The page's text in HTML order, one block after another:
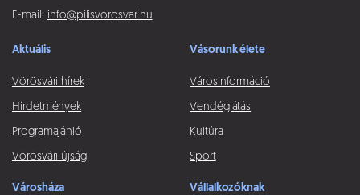
E-mail: info@pilisvorosvar.hu
Aktuális
Vörösvári hírek
Hírdetmények
Programajánló
Vörösvári újság
Vásorunk élete
Városinformáció
Vendéglátás
Kultúra
Sport
Városháza Vállalkozóknak